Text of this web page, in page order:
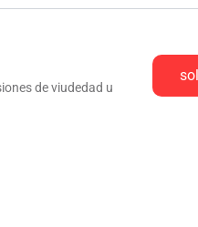
de viudedad u